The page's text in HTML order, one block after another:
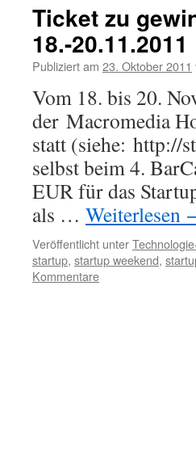
Ticket zu
18.-20.11.2011
Publiziert am 23. Oktober 2011
Vom 18. bis 20.
der Macromedia
statt (siehe: http://
selbst beim 4.
EUR für das
als … Weiterlesen
Veröffentlicht unter
startup, startup weekend,
Kommentare